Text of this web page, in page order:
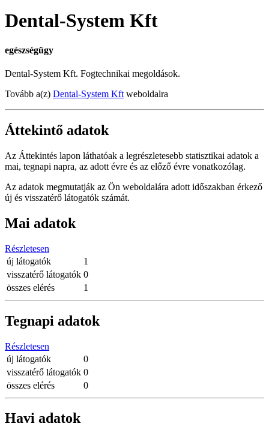
Dental-System Kft
egészségügy
Dental-System Kft. Fogtechnikai megoldások.
Tovább a(z) Dental-System Kft weboldalra
Áttekintő adatok
Az Áttekintés lapon láthatóak a legrészletesebb statisztikai adatok a
mai, tegnapi napra, az adott évre és az előző évre vonatkozólag.
Az adatok megmutatják az Ön weboldalára adott időszakban érkező
új és visszatérő látogatók számát.
Mai adatok
Részletesen
új látogatók
1
visszatérő látogatók 0
összes elérés
1
Tegnapi adatok
Részletesen
új látogatók
0
visszatérő látogatók 0
összes elérés
0
Havi adatok